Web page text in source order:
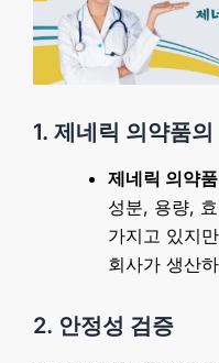
1. 제네릭 의약품의
제네릭 의약품
성분, 용량,
가지고 있지
회사가 생산
2. 안정성 검증